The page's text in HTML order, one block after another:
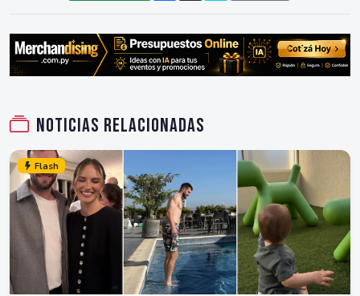
Noticias relacionadas
Flash